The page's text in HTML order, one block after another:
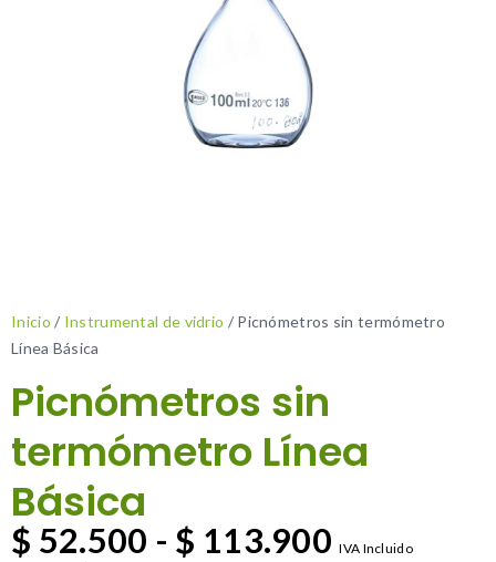
Inicio / Instrumental de vidrio / Picnómetros sin termómetro
Línea Básica
Picnómetros sin
termómetro Línea
Básica
$ 52.500 - $ 113.900 IVA Incluido